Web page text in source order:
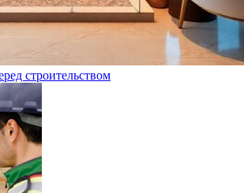
строительством